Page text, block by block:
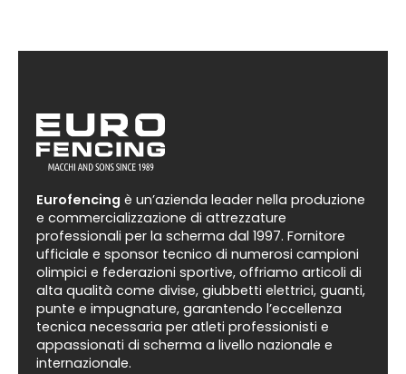
Eurofencing è un’azienda leader nella produzione
e commercializzazione di attrezzature
professionali per la scherma dal 1997. Fornitore
ufficiale e sponsor tecnico di numerosi campioni
olimpici e federazioni sportive, offriamo articoli di
alta qualità come divise, giubbetti elettrici, guanti,
punte e impugnature, garantendo l’eccellenza
tecnica necessaria per atleti professionisti e
appassionati di scherma a livello nazionale e
internazionale.